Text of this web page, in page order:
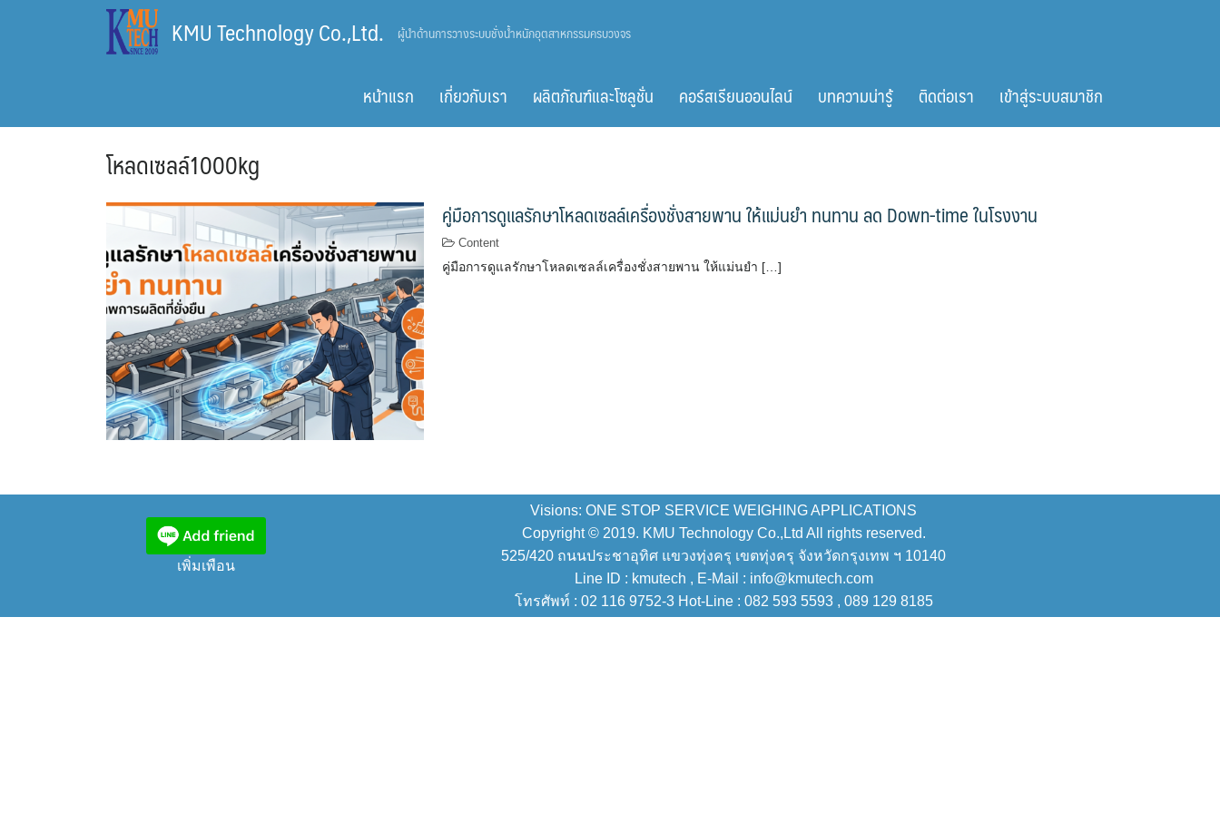
KMU Technology Co.,Ltd. ผู้นำด้านการวางระบบชั่งน้ำหนักอุตสาหกรรมครบวงจร
หน้าแรก เกี่ยวกับเรา ผลิตภัณฑ์และโซลูชั่น คอร์สเรียนออนไลน์ บทความน่ารู้ ติดต่อเรา เข้าสู่ระบบสมาชิก
โหลดเซลล์1000kg
คู่มือการดูแลรักษาโหลดเซลล์เครื่องชั่งสายพาน ให้แม่นยำ ทนทาน ลด Down-time ในโรงงาน
Content
คู่มือการดูแลรักษาโหลดเซลล์เครื่องชั่งสายพาน ให้แม่นยำ […]
เพิ่มเพือน
Visions: ONE STOP SERVICE WEIGHING APPLICATIONS
Copyright © 2019. KMU Technology Co.,Ltd All rights reserved.
525/420 ถนนประชาอุทิศ แขวงทุ่งครุ เขตทุ่งครุ จังหวัดกรุงเทพ ฯ 10140
Line ID : kmutech , E-Mail : info@kmutech.com
โทรศัพท์ : 02 116 9752-3 Hot-Line : 082 593 5593 , 089 129 8185